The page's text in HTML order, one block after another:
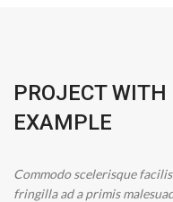
PROJECT
EXAMPLE
Commodo scelerisque
fringilla ad a primis